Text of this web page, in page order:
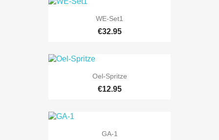
WE-Set1
€32.95
Oel-Spritze
€12.95
GA-1